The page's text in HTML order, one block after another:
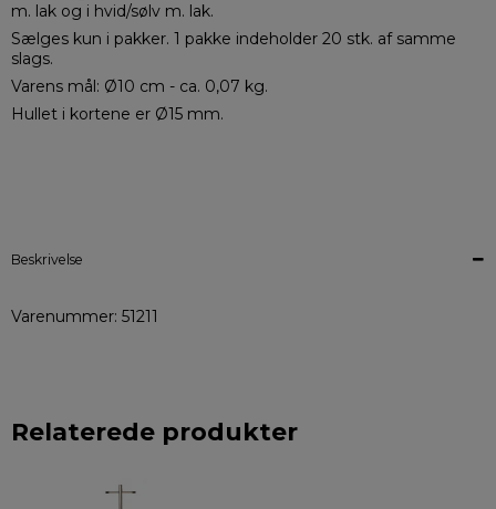
m. lak og i hvid/sølv m. lak.
Sælges kun i pakker. 1 pakke indeholder 20 stk. af samme
slags.
Varens mål: Ø10 cm - ca. 0,07 kg.
Hullet i kortene er Ø15 mm.
Beskrivelse
Varenummer: 51211
Relaterede produkter